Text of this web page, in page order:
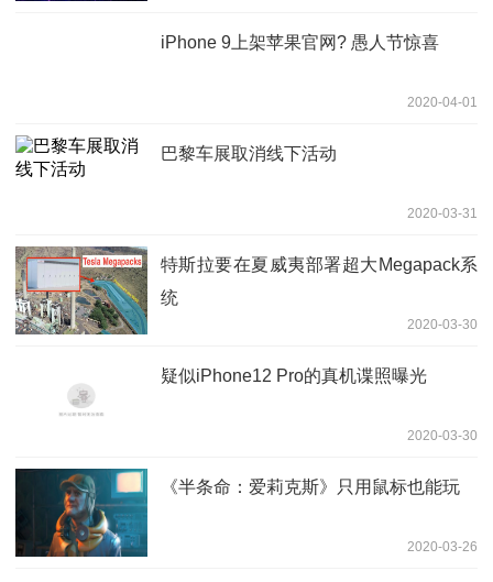
iPhone 9上架苹果官网? 愚人节惊喜
2020-04-01
巴黎车展取消线下活动
2020-03-31
特斯拉要在夏威夷部署超大Megapack系
统
2020-03-30
疑似iPhone12 Pro的真机谍照曝光
2020-03-30
《半条命：爱莉克斯》只用鼠标也能玩
2020-03-26